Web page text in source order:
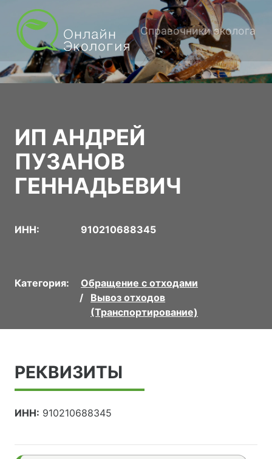
Справочники эколога
ИП АНДРЕЙ
ПУЗАНОВ
ГЕННАДЬЕВИЧ
ИНН: 910210688345
Категория:
Обращение с отходами
Вывоз отходов
(Транспортирование)
РЕКВИЗИТЫ
ИНН: 910210688345